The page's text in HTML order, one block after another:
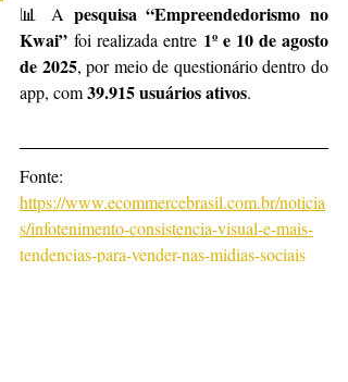
📊 A pesquisa “Empreendedorismo no
Kwai” foi realizada entre 1º e 10 de agosto
de 2025, por meio de questionário dentro do
app, com 39.915 usuários ativos.
Fonte:
https://www.ecommercebrasil.com.br/noticia
s/infotenimento-consistencia-visual-e-mais-
tendencias-para-vender-nas-midias-sociais